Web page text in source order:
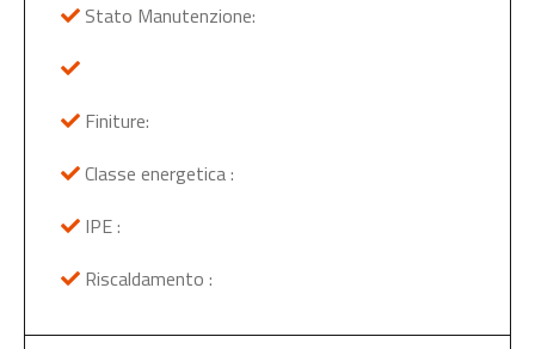
Stato Manutenzione:
Finiture:
Classe energetica :
IPE :
Riscaldamento :